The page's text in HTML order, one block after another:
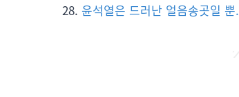
윤석열은 드러난 얼음송곳일 뿐.